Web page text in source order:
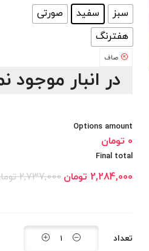
سبز سفید
صورتی
هفترنگ
صاف
در انبار موجود
Options amount
0 تومان
Final total
2,284,000 تومان 2,737,000
تعداد